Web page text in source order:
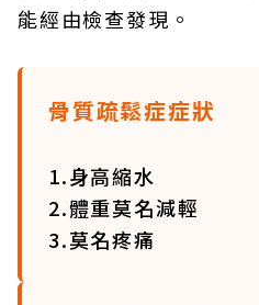
能經由檢查發現。
骨質疏鬆症症狀
1.身高縮水
2.體重莫名減輕
3.莫名疼痛